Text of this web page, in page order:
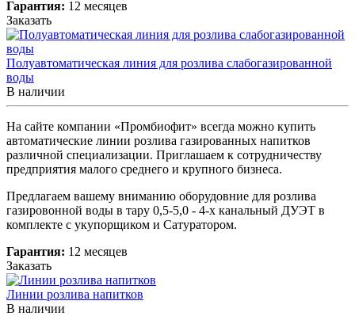
Гарантия: 12 месяцев
Заказать
Полуавтоматическая линия для розлива слабогазированной
воды
В наличии
На сайте компании «Промбиофит» всегда можно купить
автоматические линии розлива газированных напитков
различной специализации. Приглашаем к сотрудничеству
предприятия малого среднего и крупного бизнеса.
Предлагаем вашему вниманию оборудовние для розлива
газировонной воды в тару 0,5-5,0 - 4-х канальный ДУЭТ в
комплекте с укупорщиком и Сатуратором.
Гарантия: 12 месяцев
Заказать
Линии розлива напитков
В наличии